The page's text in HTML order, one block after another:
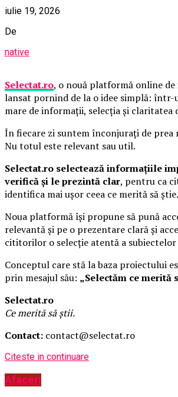
iulie 19, 2026
De
native
Selectat.ro, o nouă platformă online
lansat pornind de la o idee simplă:
mare de informații, selecția și claritatea
În fiecare zi suntem înconjurați de
Nu totul este relevant sau util.
Selectat.ro selectează informațiile
verifică și le prezintă clar, pentru ca
identifica mai ușor ceea ce merită să știe.
Noua platformă își propune să pună
relevantă și pe o prezentare clară și
cititorilor o selecție atentă a subiectelor
Conceptul care stă la baza proiectului
prin mesajul său: „Selectăm ce merită
Selectat.ro
Ce merită să știi.
Contact: contact@selectat.ro
Citeste in continuare
Afaceri